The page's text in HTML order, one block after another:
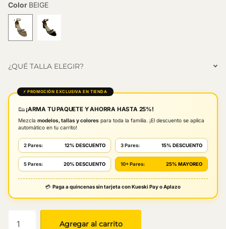
Color BEIGE
¿QUÉ TALLA ELEGIR?
⚡ PROMOCIÓN EXCLUSIVA EN TIENDA
👟 ¡ARMA TU PAQUETE Y AHORRA HASTA 25%!
Mezcla modelos, tallas y colores para toda la familia. ¡El descuento se aplica
automático en tu carrito!
2 Pares: 12% DESCUENTO 3 Pares: 15% DESCUENTO
5 Pares: 20% DESCUENTO 10+ Pares: 25% MAYOREO
💳 Paga a quincenas sin tarjeta con Kueski Pay o Aplazo
Agregar al carrito